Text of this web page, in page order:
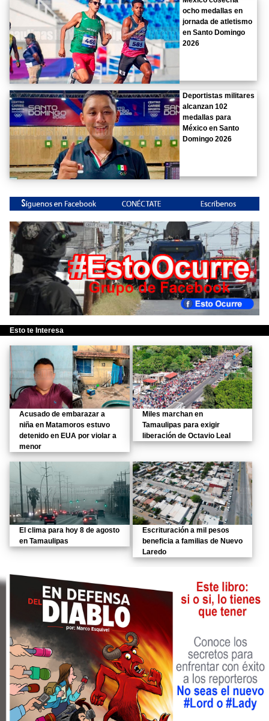
ocho medallas en
jornada de atletismo
en Santo Domingo
2026
Deportistas militares
alcanzan 102
medallas para
México en Santo
Domingo 2026
Esto te Interesa
Acusado de embarazar a
niña en Matamoros estuvo
detenido en EUA por violar a
menor
Miles marchan en
Tamaulipas para exigir
liberación de Octavio Leal
El clima para hoy 8 de agosto
en Tamaulipas
Escrituración a mil pesos
beneficia a familias de Nuevo
Laredo